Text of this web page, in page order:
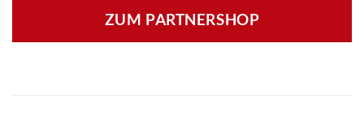
ZUM PARTNERSHOP